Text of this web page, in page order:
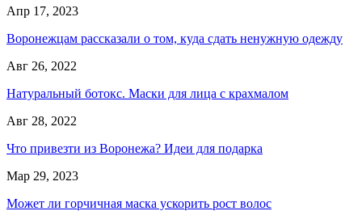
Апр 17, 2023
Воронежцам рассказали о том, куда сдать ненужную одежду
Авг 26, 2022
Натуральный ботокс. Маски для лица с крахмалом
Авг 28, 2022
Что привезти из Воронежа? Идеи для подарка
Мар 29, 2023
Может ли горчичная маска ускорить рост волос